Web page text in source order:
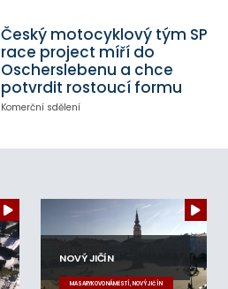
Český motocyklový tým SP
race project míří do
Oscherslebenu a chce
potvrdit rostoucí formu
Komerční sdělení
NOVÝ JIČÍN
MASARYKOVO NÁMĚSTÍ, NOVÝ JIČÍN